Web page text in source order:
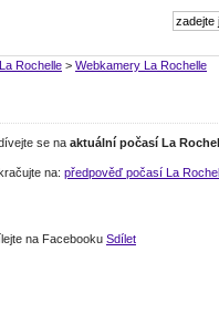
La Rochelle > Webkamery La Rochelle
se na aktuální počasí La
na: předpověď počasí La
na Facebooku Sdílet